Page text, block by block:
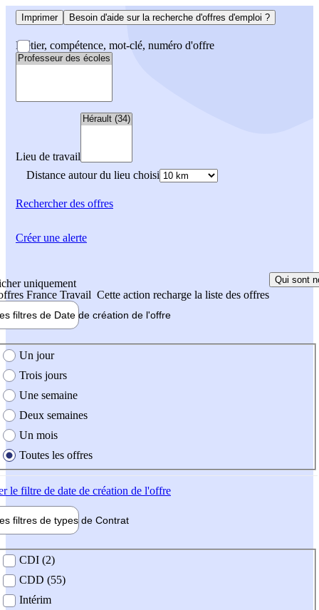
Imprimer Besoin d'aide sur la recherche d'offres d'emploi ?
Métier, compétence, mot-clé, numéro d'offre
Lieu de travail
Distance autour du lieu choisi
Rechercherdes offres
uniquement
France Travail Cette action recharge la liste des offres
Qui sont
filtres de Date de création de l'offre
création de l'offre
Un jour
Trois jours
Une semaine
Deux semaines
Un mois
Toutes les offres
le filtre de date de création de l'offre
filtres de types de Contrat
contrat
CDI (2)
CDD (55)
Intérim
Créer une alerte